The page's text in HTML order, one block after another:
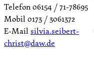
Telefon 06154 / 71-78695
Mobil 0173 / 3061372
E-Mailsilvia.seibert-
christ@daw.de